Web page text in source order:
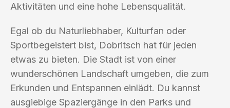
Aktivitäten und eine hohe Lebensqualität.
Egal ob du Naturliebhaber, Kulturfan oder
Sportbegeistert bist, Dobritsch hat für jeden
etwas zu bieten. Die Stadt ist von einer
wunderschönen Landschaft umgeben, die zum
Erkunden und Entspannen einlädt. Du kannst
ausgiebige Spaziergänge in den Parks und